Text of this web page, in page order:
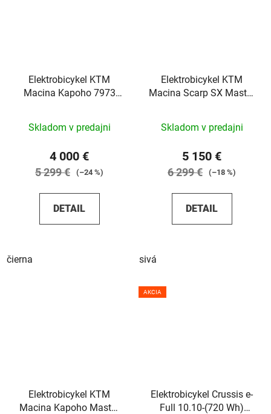
Elektrobicykel KTM
Macina Kapoho 7973
Skladom v predajni
4 000 €
5 299 € (–24 %)
DETAIL
čierna
Elektrobicykel KTM
Macina Scarp SX Master
Skladom v predajni
5 150 €
6 299 € (–18 %)
DETAIL
sivá
Elektrobicykel KTM
Macina Kapoho Master
AKCIA
Elektrobicykel Crussis e-
Full 10.10-(720 Wh)